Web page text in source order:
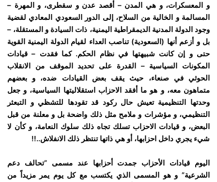
و المعسكرات، و هي المدن – أقصد عدن و سقطرى، و المهرة –
المسالمة و الخالية من السلاح، إلى الدور السعودي المعادي لقضية
وجود الدولة المدنية الديمقراطية اليمنية، ذات السيادة و المستقلة، –
بل و أزعم أنها (السعودية) تناصب العداء لقيام الدولة اليمنية القوية
حتى و إن كانت شبيهتها في نظام الحكم. كما فقدت – قيادات
المكونات السياسية – القدرة على تحديد الموقف من الانقلاب
الحوثي في صنعاء، حيث يقف بعض القيادات ضده، و بعضهم
متماهون معه، و هو ما أفقد الاحزاب استقلاليتها السياسية، و جعل
وحدتها التنظيمية تعيش حال ركود قد تقودها للتشظي و التبعثر
التنظيمي، و مؤشرات و ملامح مثل ذلك واضحة بل و معلنة من قبل
البعض، و قيادات الاحزاب تسلك تجاه ذلك سلوك النعامة، و كأن لا
شيء يجري داخل احزابها، أو هي ذاتها تنتظر ذلك الانفلاش..!!
اليوم قيادات الأحزاب جمدت أحزابها عند مسمى “تحالف دعم
الشرعية” و هو المسمى الذي يكتسب مع كل يوم يمر مزيداً من